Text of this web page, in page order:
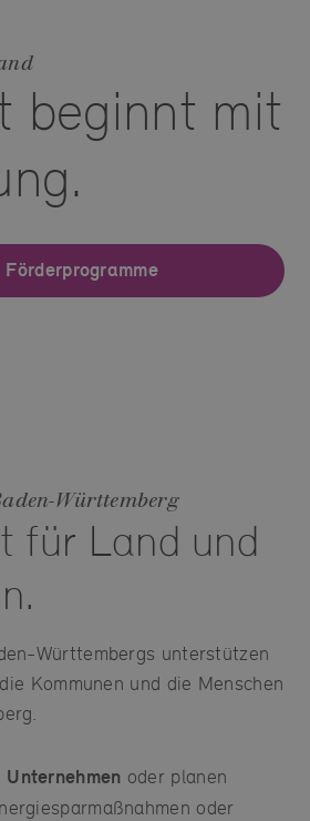
beginnt mit
Württemberg
für Land und
Württembergs unterstützen
Kommunen und die Menschen
Unternehmen oder planen
oder